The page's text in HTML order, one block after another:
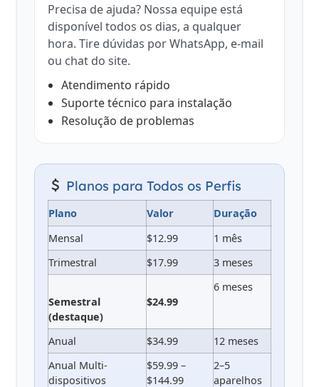
Precisa de ajuda? Nossa equipe está
disponível todos os dias, a qualquer
hora. Tire dúvidas por WhatsApp, e-mail
ou chat do site.
Atendimento rápido
Suporte técnico para instalação
Resolução de problemas
Planos para Todos os Perfis
Plano Valor
Duração
Mensal
$12.99
1 mês
Trimestral
$17.99 3 meses
Semestral
(destaque)
$24.99
6 meses
Anual $34.99
12 meses
Anual Multi-
dispositivos
$59.99 –
$144.99
2–5
aparelhos